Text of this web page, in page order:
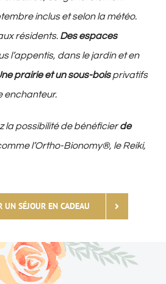
inclus et selon la météo.
résidents. Des espaces
l’appentis, dans le jardin et en
prairie et un sous-boisprivatifs
enchanteur.
la possibilité de bénéficierde
l’Ortho-Bionomy®, le Reiki,
UN SÉJOUR EN CADEAU